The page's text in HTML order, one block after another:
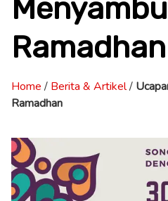
Ramadhan
Home / Berita & Artikel/
Ramadhan